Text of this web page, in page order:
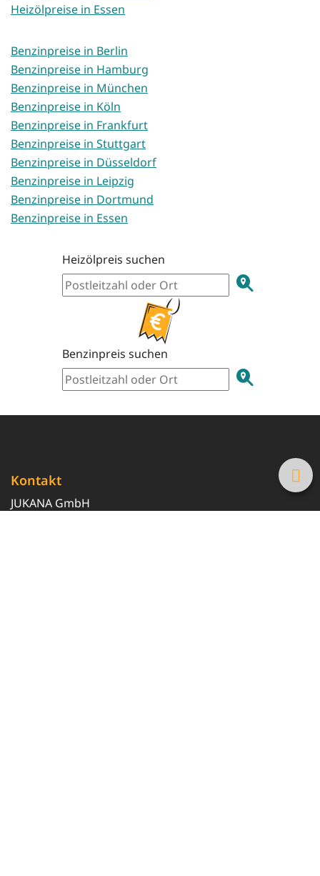
Heizölpreise in Essen
Benzinpreise in Berlin
Benzinpreise in Hamburg
Benzinpreise in München
Benzinpreise in Köln
Benzinpreise in Frankfurt
Benzinpreise in Stuttgart
Benzinpreise in Düsseldorf
Benzinpreise in Leipzig
Benzinpreise in Dortmund
Benzinpreise in Essen
Heizölpreis suchen
Benzinpreis suchen
Kontakt
JUKANA GmbH